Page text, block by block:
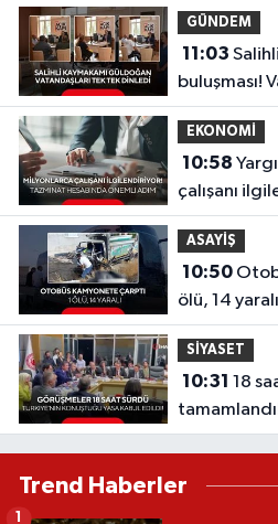
GÜNDEM
11:03
buluşması!
dinlendi
EKONOMİ
10:58
çalışanı
kararı
ASAYİŞ
10:50Otobüs kamyonete çarptı: 1
ölü, 14 yaralı
SİYASET
10:31
Trend Haberler
1